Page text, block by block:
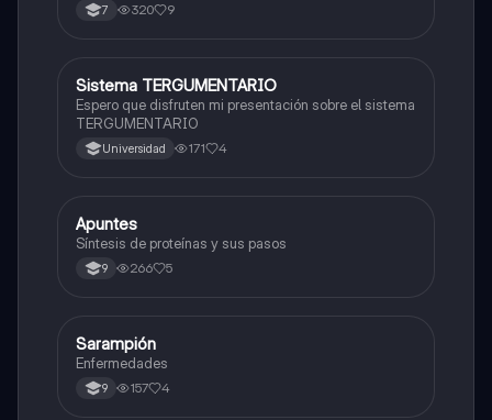
7 320 9
Biologia
Sistema TERGUMENTARIO
Espero que disfruten mi presentación sobre el sistema
TERGUMENTARIO
Universidad 171 4
Biologia
Apuntes
Síntesis de proteínas y sus pasos
9 266 5
Biologia
Sarampión
Enfermedades
9 157 4